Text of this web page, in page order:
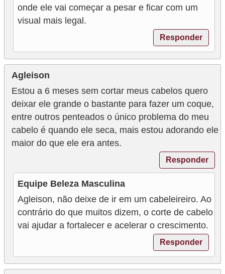
onde ele vai começar a pesar e ficar com um
visual mais legal.
Responder
Agleison
Estou a 6 meses sem cortar meus cabelos quero
deixar ele grande o bastante para fazer um coque,
entre outros penteados o único problema do meu
cabelo é quando ele seca, mais estou adorando ele
maior do que ele era antes.
Responder
Equipe Beleza Masculina
Agleison, não deixe de ir em um cabeleireiro. Ao
contrário do que muitos dizem, o corte de cabelo
vai ajudar a fortalecer e acelerar o crescimento.
Responder